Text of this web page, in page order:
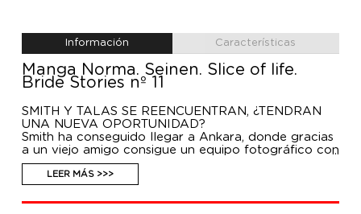
Información Características
Manga Norma. Seinen. Slice of life.
Bride Stories nº 11
SMITH Y TALAS SE REENCUENTRAN, ¿TENDRÁN
UNA NUEVA OPORTUNIDAD?
Smith ha conseguido llegar a Ankara, donde gracias
a un viejo amigo consigue un equipo fotográfico con
la intención de volver sobre sus pasos e inmortalizar
todo lo que ha visto en sus viajes. Pero Ankara le
depara también una sorpresa, porque allí se
reencontrará con Talas...
LEER MÁS >>>